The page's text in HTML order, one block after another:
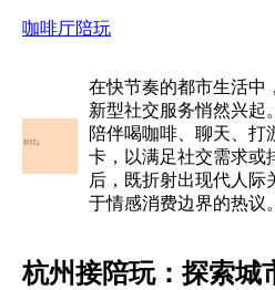
咖啡厅陪玩
在快节奏的都市生活中
新型社交服务悄然兴起
陪伴喝咖啡、聊天、打
卡，以满足社交需求或
后，既折射出现代人际
于情感消费边界的热议。
杭州接陪玩：探索城